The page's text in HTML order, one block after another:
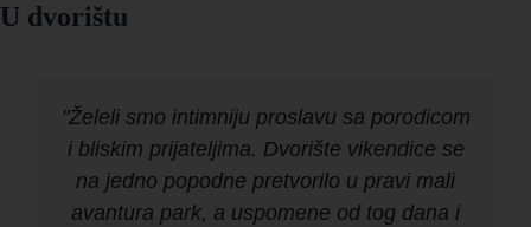
U dvorištu
"Želeli smo intimniju proslavu sa porodicom
i bliskim prijateljima. Dvorište vikendice se
na jedno popodne pretvorilo u pravi mali
avantura park, a uspomene od tog dana i